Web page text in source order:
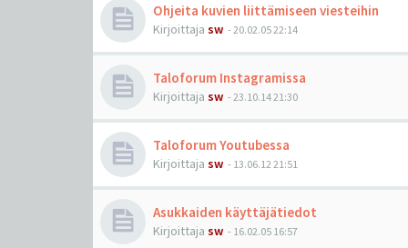
Ohjeita kuvien liittämiseen viesteihin
Kirjoittaja sw - 20.02.05 22:14
Taloforum Instagramissa
Kirjoittaja sw - 23.10.14 21:30
Taloforum Youtubessa
Kirjoittaja sw - 13.06.12 21:51
Asukkaiden käyttäjätiedot
Kirjoittaja sw - 16.02.05 16:57